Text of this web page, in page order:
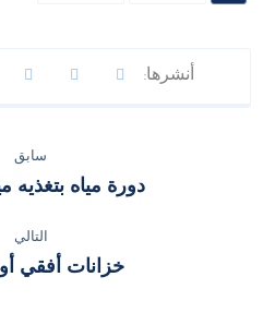
سابق
دورة مياه
التالي
خزانات أفقي